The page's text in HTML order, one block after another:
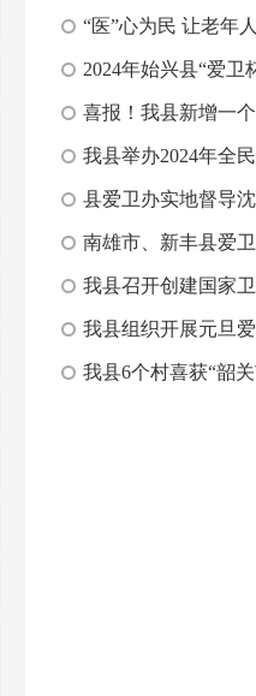
“医”心为民 让老年
2024年始兴县“爱卫
喜报！我县新增一
我县举办2024年全
县爱卫办实地督导
南雄市、新丰县爱
我县召开创建国家
我县组织开展元旦
我县6个村喜获“韶